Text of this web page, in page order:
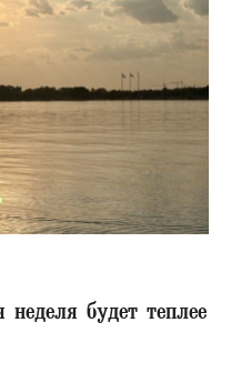
будет теплее